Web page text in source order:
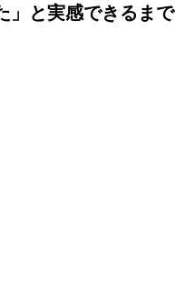
」と実感できるまで